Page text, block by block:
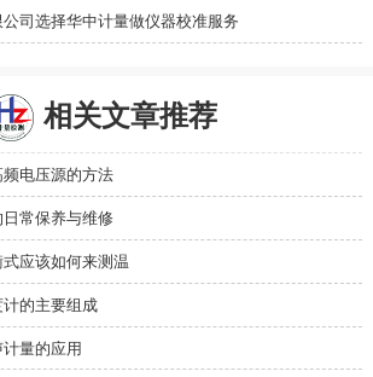
司选择华中计量做仪器校准服务
相关文章推荐
电压源的方法
常保养与维修
应该如何来测温
的主要组成
量的应用